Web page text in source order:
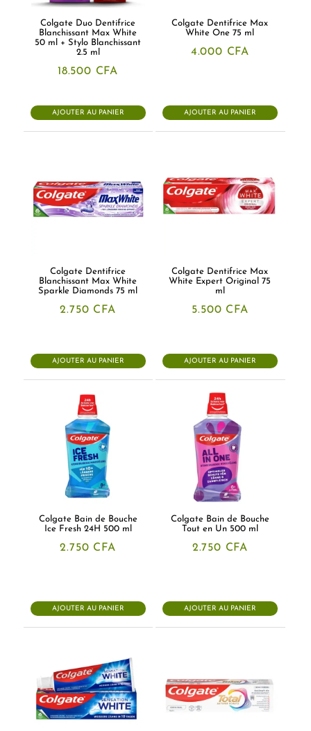
Colgate Duo Dentifrice
Blanchissant Max White
50 ml + Stylo Blanchissant
2.5 ml
18.500 CFA
AJOUTER AU PANIER
Colgate Dentifrice Max
White One 75 ml
4.000 CFA
AJOUTER AU PANIER
Colgate Dentifrice
Blanchissant Max White
Sparkle Diamonds 75 ml
2.750 CFA
AJOUTER AU PANIER
Colgate Dentifrice Max
White Expert Original 75
ml
5.500 CFA
AJOUTER AU PANIER
Colgate Bain de Bouche
Ice Fresh 24H 500 ml
2.750 CFA
AJOUTER AU PANIER
Colgate Bain de Bouche
Tout en Un 500 ml
2.750 CFA
AJOUTER AU PANIER